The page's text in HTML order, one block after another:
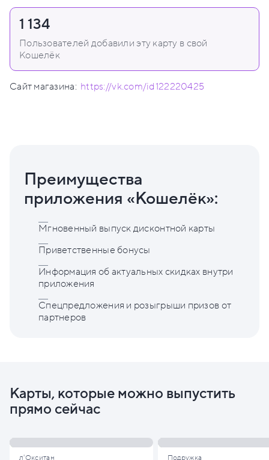
1 134
Пользователей добавили эту карту в свой
Кошелёк
Сайт магазина: https://vk.com/id122220425
Преимущества
приложения «Кошелёк»:
Мгновенный выпуск дисконтной карты
Приветственные бонусы
Информация об актуальных скидках внутри
приложения
Спецпредложения и розыгрыши призов от
партнеров
Карты, которые можно выпустить
прямо сейчас
л'Окситан Подружка